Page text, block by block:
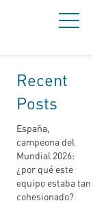
Recent
Posts
España,
campeona del
Mundial 2026:
¿por qué este
equipo estaba tan
cohesionado?